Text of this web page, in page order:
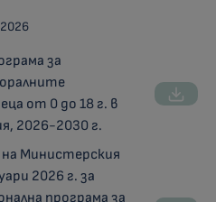
за
от 0 до 18 г. в
2026-2030 г.
Министерския
2026 г. за
програма за